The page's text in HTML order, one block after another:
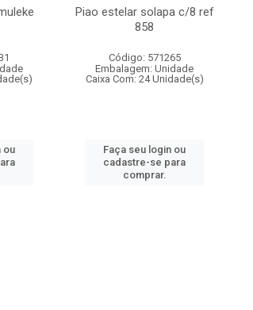
ou
Piao estelar solapa c/8 ref
858
Código: 571265
Embalagem: Unidade
Caixa Com: 24 Unidade(s)
Faça seu login ou
cadastre-se para
comprar.